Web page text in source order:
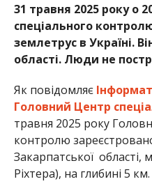
31 травня 2025 року о
спеціального
землетрус в Україні.
області. Люди не
Як повідомляє
Головний Центр
травня 2025 року
контролю
Закарпатської
Ріхтера), на глибині 5 км.